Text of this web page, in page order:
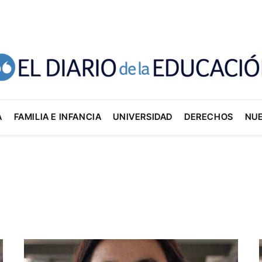
FAMILIA E INFANCIA UNIVERSIDAD DERECHOS